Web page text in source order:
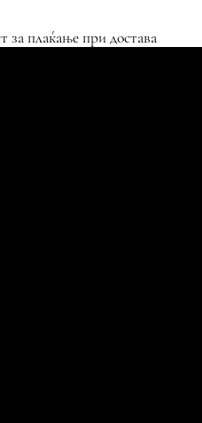
Можност за плаќање при достава